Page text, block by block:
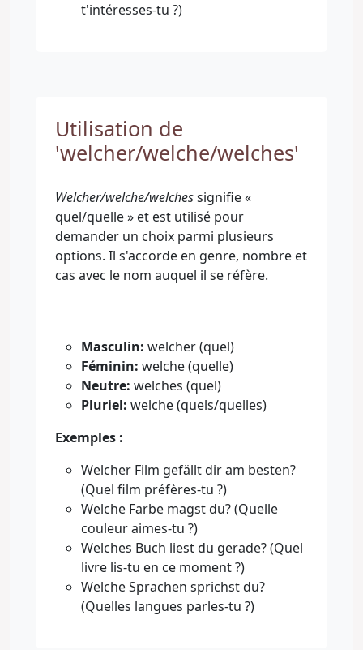
t'intéresses-tu ?)
Utilisation de
'welcher/welche/welches'
Welcher/welche/welchessignifie «
quel/quelle » et est utilisé pour
demander un choix parmi plusieurs
options. Il s'accorde en genre, nombre et
cas avec le nom auquel il se réfère.
Masculin: welcher (quel)
Féminin: welche (quelle)
Neutre: welches (quel)
Pluriel: welche (quels/quelles)
Exemples :
Welcher Film gefällt dir am besten?
(Quel film préfères-tu ?)
Welche Farbe magst du? (Quelle
couleur aimes-tu ?)
Welches Buch liest du gerade? (Quel
livre lis-tu en ce moment ?)
Welche Sprachen sprichst du?
(Quelles langues parles-tu ?)